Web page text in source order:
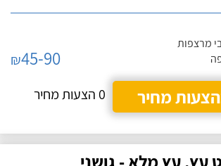
מרצפות
₪45-90
מחיר
0 הצעות מחיר